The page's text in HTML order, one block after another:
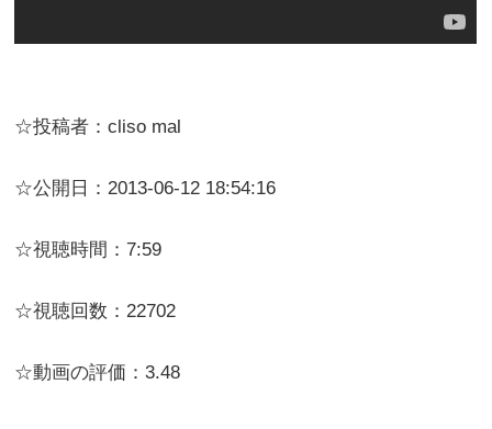
☆投稿者：cliso mal
☆公開日：2013-06-12 18:54:16
☆視聴時間：7:59
☆視聴回数：22702
☆動画の評価：3.48